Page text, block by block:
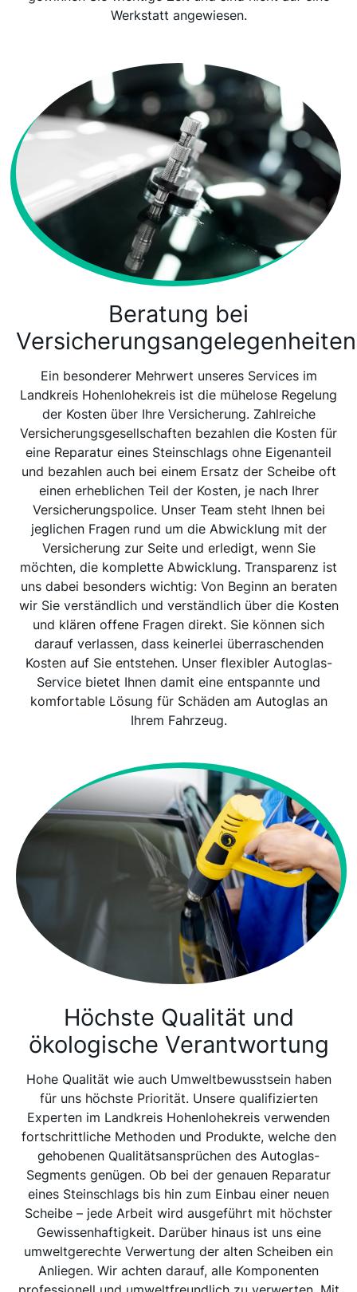
Werkstatt angewiesen.
Beratung bei
Versicherungsangelegenheiten
Ein besonderer Mehrwert unseres Services im
Landkreis Hohenlohekreis ist die mühelose Regelung
der Kosten über Ihre Versicherung. Zahlreiche
Versicherungsgesellschaften bezahlen die Kosten für
eine Reparatur eines Steinschlags ohne Eigenanteil
und bezahlen auch bei einem Ersatz der Scheibe oft
einen erheblichen Teil der Kosten, je nach Ihrer
Versicherungspolice. Unser Team steht Ihnen bei
jeglichen Fragen rund um die Abwicklung mit der
Versicherung zur Seite und erledigt, wenn Sie
möchten, die komplette Abwicklung. Transparenz ist
uns dabei besonders wichtig: Von Beginn an beraten
wir Sie verständlich und verständlich über die Kosten
und klären offene Fragen direkt. Sie können sich
darauf verlassen, dass keinerlei überraschenden
Kosten auf Sie entstehen. Unser flexibler Autoglas-
Service bietet Ihnen damit eine entspannte und
komfortable Lösung für Schäden am Autoglas an
Ihrem Fahrzeug.
Höchste Qualität und
ökologische Verantwortung
Hohe Qualität wie auch Umweltbewusstsein haben
für uns höchste Priorität. Unsere qualifizierten
Experten im Landkreis Hohenlohekreis verwenden
fortschrittliche Methoden und Produkte, welche den
gehobenen Qualitätsansprüchen des Autoglas-
Segments genügen. Ob bei der genauen Reparatur
eines Steinschlags bis hin zum Einbau einer neuen
Scheibe – jede Arbeit wird ausgeführt mit höchster
Gewissenhaftigkeit. Darüber hinaus ist uns eine
umweltgerechte Verwertung der alten Scheiben ein
Anliegen. Wir achten darauf, alle Komponenten